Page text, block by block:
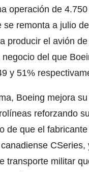
operación de
se remonta a julio
producir el avión
negocio del que
y 51%
Boeing mejora
reforzando
de que el
CSeries,
transporte militar